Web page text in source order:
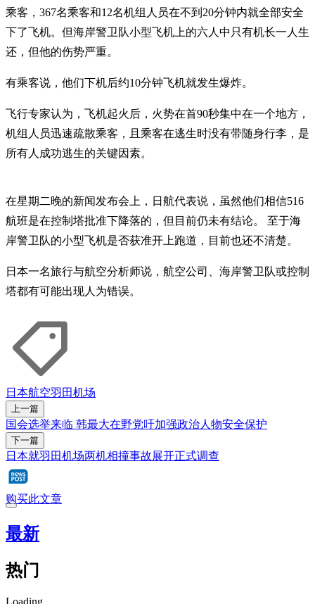
乘客，367名乘客和12名机组人员在不到20分钟内就全部安全
下了飞机。但海岸警卫队小型飞机上的六人中只有机长一人生
还，但他的伤势严重。
有乘客说，他们下机后约10分钟飞机就发生爆炸。
飞行专家认为，飞机起火后，火势在首90秒集中在一个地方，
机组人员迅速疏散乘客，且乘客在逃生时没有带随身行李，是
所有人成功逃生的关键因素。
在星期二晚的新闻发布会上，日航代表说，虽然他们相信516
航班是在控制塔批准下降落的，但目前仍未有结论。 至于海
岸警卫队的小型飞机是否获准开上跑道，目前也还不清楚。
日本一名旅行与航空分析师说，航空公司、海岸警卫队或控制
塔都有可能出现人为错误。
日本航空羽田机场
上一篇
国会选举来临 韩最大在野党吁加强政治人物安全保护
下一篇
日本就羽田机场两机相撞事故展开正式调查
购买此文章
最新
热门